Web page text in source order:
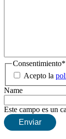
Consentimiento*
Acepto la
Name
Este campo es un